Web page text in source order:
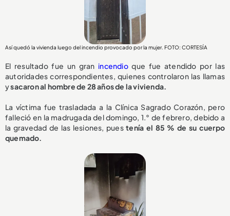
Así quedó la vivienda luego del incendio provocado por la mujer. FOTO: CORTESÍA
El resultado fue un gran incendioque fue atendido por las
autoridades correspondientes, quienes controlaron las llamas
ysacaron al hombre de 28 años de la vivienda.
La víctima fue trasladada a la Clínica Sagrado Corazón, pero
falleció en la madrugada del domingo, 1.° de febrero, debido a
la gravedad de las lesiones, puestenía el 85 % de su cuerpo
quemado.